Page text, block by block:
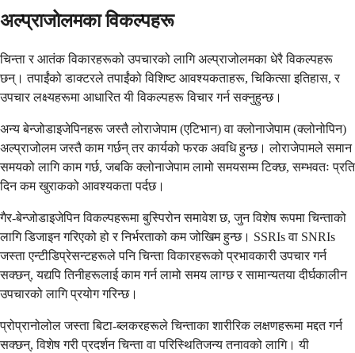
अल्प्राजोलमका विकल्पहरू
चिन्ता र आतंक विकारहरूको उपचारको लागि अल्प्राजोलमका धेरै विकल्पहरू
छन्। तपाईंको डाक्टरले तपाईंको विशिष्ट आवश्यकताहरू, चिकित्सा इतिहास, र
उपचार लक्ष्यहरूमा आधारित यी विकल्पहरू विचार गर्न सक्नुहुन्छ।
अन्य बेन्जोडाइजेपिनहरू जस्तै लोराजेपाम (एटिभान) वा क्लोनाजेपाम (क्लोनोपिन)
अल्प्राजोलम जस्तै काम गर्छन् तर कार्यको फरक अवधि हुन्छ। लोराजेपामले समान
समयको लागि काम गर्छ, जबकि क्लोनाजेपाम लामो समयसम्म टिक्छ, सम्भवतः प्रति
दिन कम खुराकको आवश्यकता पर्दछ।
गैर-बेन्जोडाइजेपिन विकल्पहरूमा बुस्पिरोन समावेश छ, जुन विशेष रूपमा चिन्ताको
लागि डिजाइन गरिएको हो र निर्भरताको कम जोखिम हुन्छ। SSRIs वा SNRIs
जस्ता एन्टीडिप्रेसन्टहरूले पनि चिन्ता विकारहरूको प्रभावकारी उपचार गर्न
सक्छन्, यद्यपि तिनीहरूलाई काम गर्न लामो समय लाग्छ र सामान्यतया दीर्घकालीन
उपचारको लागि प्रयोग गरिन्छ।
प्रोप्रानोलोल जस्ता बिटा-ब्लकरहरूले चिन्ताका शारीरिक लक्षणहरूमा मद्दत गर्न
सक्छन्, विशेष गरी प्रदर्शन चिन्ता वा परिस्थितिजन्य तनावको लागि। यी